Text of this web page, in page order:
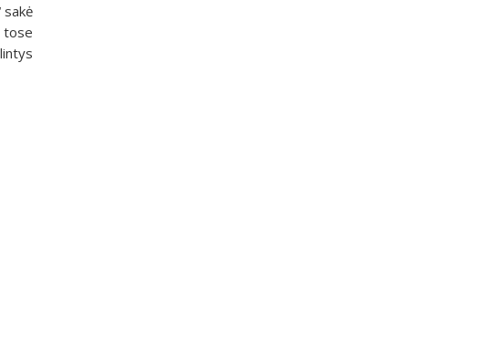
sakė
tose